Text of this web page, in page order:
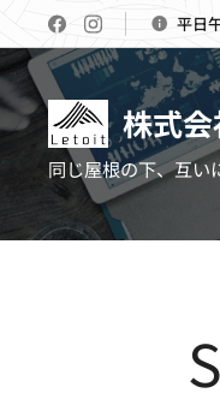
平日
株式
同じ屋根の下、互い